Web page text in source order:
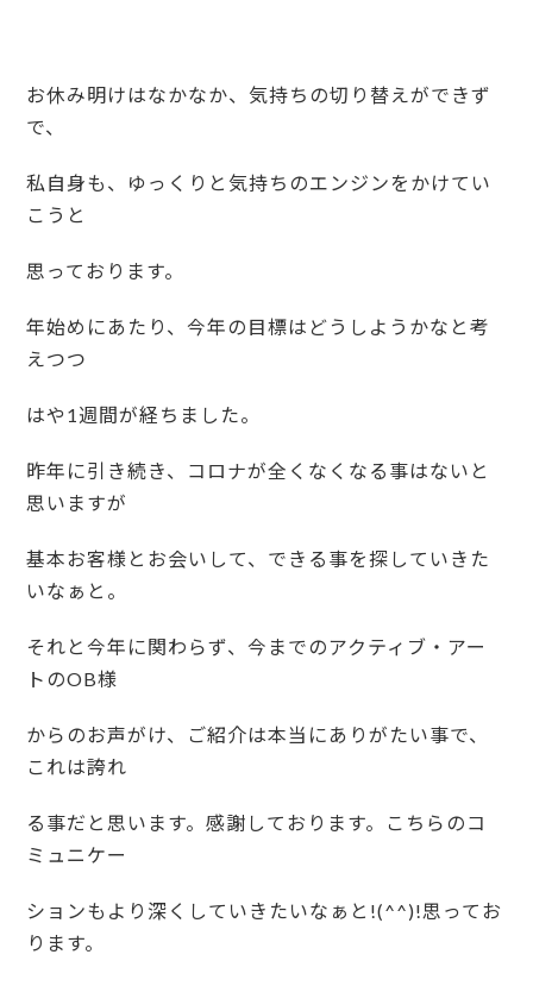
お休み明けはなかなか、気持ちの切り替えができず
で、
私自身も、ゆっくりと気持ちのエンジンをかけてい
こうと
思っております。
年始めにあたり、今年の目標はどうしようかなと考
えつつ
はや1週間が経ちました。
昨年に引き続き、コロナが全くなくなる事はないと
思いますが
基本お客様とお会いして、できる事を探していきた
いなぁと。
それと今年に関わらず、今までのアクティブ・アー
トのOB様
からのお声がけ、ご紹介は本当にありがたい事で、
これは誇れ
る事だと思います。感謝しております。こちらのコ
ミュニケー
ションもより深くしていきたいなぁと!(^^)!思ってお
ります。